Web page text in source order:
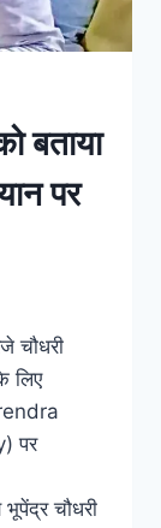
बताया
पर
चौधरी
लिए
पर
चौधरी